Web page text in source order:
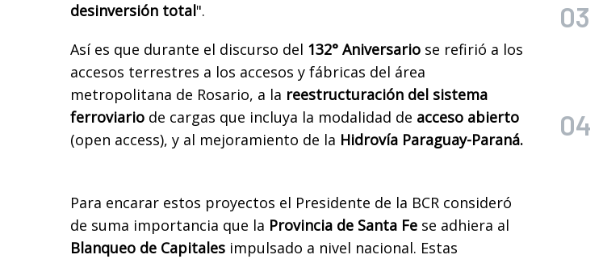
desinversión total".
Así es que durante el discurso del 132° Aniversario se refirió a los
accesos terrestres a los accesos y fábricas del área
metropolitana de Rosario, a la reestructuración del sistema
ferroviario de cargas que incluya la modalidad de acceso abierto
(open access), y al mejoramiento de la Hidrovía Paraguay-Paraná.
Para encarar estos proyectos el Presidente de la BCR consideró
de suma importancia que la Provincia de Santa Fe se adhiera al
Blanqueo de Capitales impulsado a nivel nacional. Estas